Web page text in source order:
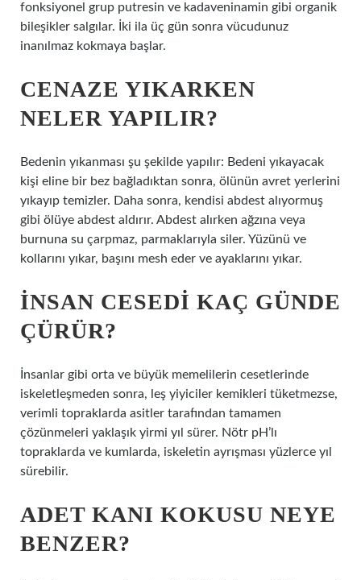
fonksiyonel grup putresin ve kadaveninamin gibi organik
bileşikler salgılar. İki ila üç gün sonra vücudunuz
inanılmaz kokmaya başlar.
CENAZE YIKARKEN
NELER YAPILIR?
Bedenin yıkanması şu şekilde yapılır: Bedeni yıkayacak
kişi eline bir bez bağladıktan sonra, ölünün avret yerlerini
yıkayıp temizler. Daha sonra, kendisi abdest alıyormuş
gibi ölüye abdest aldırır. Abdest alırken ağzına veya
burnuna su çarpmaz, parmaklarıyla siler. Yüzünü ve
kollarını yıkar, başını mesh eder ve ayaklarını yıkar.
İNSAN CESEDI KAÇ GÜNDE
ÇÜRÜR?
İnsanlar gibi orta ve büyük memelilerin cesetlerinde
iskeletleşmeden sonra, leş yiyiciler kemikleri tüketmezse,
verimli topraklarda asitler tarafından tamamen
çözünmeleri yaklaşık yirmi yıl sürer. Nötr pH’lı
topraklarda ve kumlarda, iskeletin ayrışması yüzlerce yıl
sürebilir.
ADET KANI KOKUSU NEYE
BENZER?